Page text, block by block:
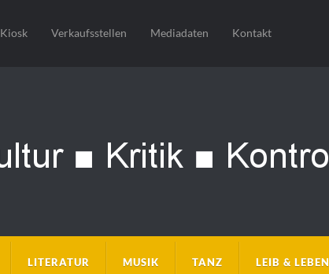
Kiosk Verkaufsstellen Mediadaten Kontakt
LITERATUR MUSIK TANZ LEIB & LEBEN